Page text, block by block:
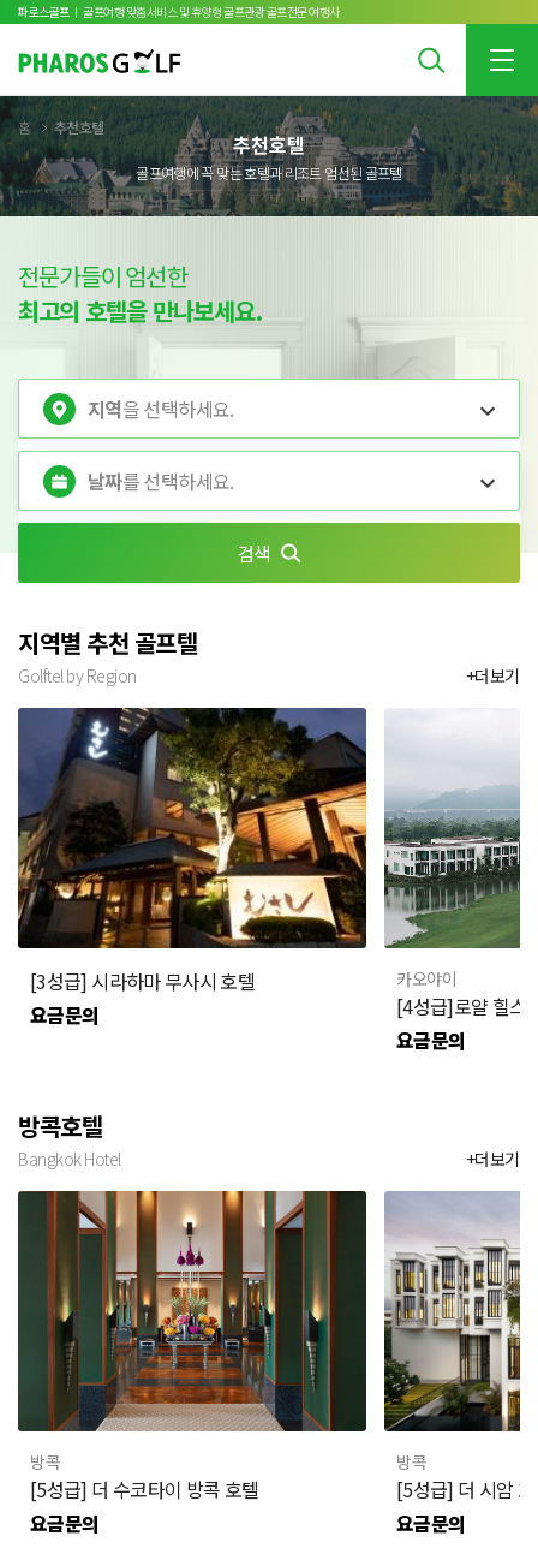
파로스골프 ㅣ 골프여행 맞춤서비스 및 휴양형 골프관광 골프전문 여행사
홈 추천호텔
추천호텔
골프여행에 꼭 맞는 호텔과 리조트 엄선된 골프텔
전문가들이 엄선한
최고의 호텔을 만나보세요.
지역을 선택하세요.
날짜를 선택하세요.
검색
지역별 추천 골프텔
Golftel by Region +더보기
[3성급] 시라하마 무사시 호텔
요금문의
카오야이
[4성급]로얄 힐스
요금문의
방콕호텔
Bangkok Hotel +더보기
방콕
[5성급] 더 수코타이 방콕 호텔
요금문의
방콕
[5성급] 더 시암
요금문의